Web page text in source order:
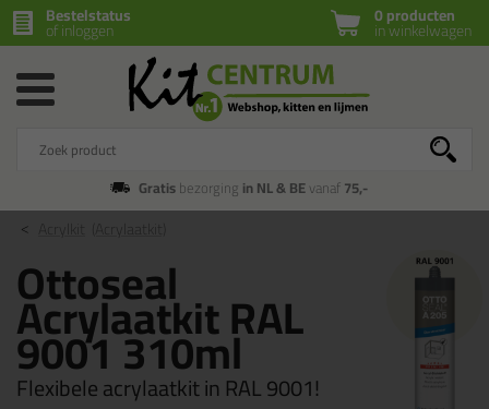
0 producten
in winkelwagen
Bestelstatus
of inloggen
Gratisbezorging in NL & BEvanaf75,-
Ottoseal
Acrylaatkit RAL
9001 310ml
Flexibele acrylaatkit in RAL 9001!